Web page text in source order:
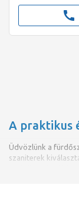
call
A praktikus
Üdvözlünk a
szaniterek
praktikusságról és